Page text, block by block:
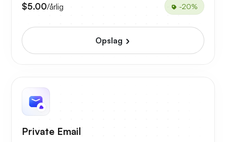
$5.00/årlig -20%
Opslag
Private Email